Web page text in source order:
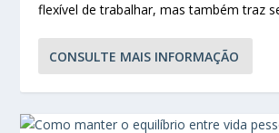
flexível de trabalhar, mas também traz
CONSULTE MAIS INFORMAÇÃO